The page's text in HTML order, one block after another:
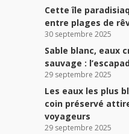
Cette île
entre plages de
30 septembre 2025
Sable blanc, eaux
sauvage :
29 septembre 2025
Les eaux les plus
coin préservé
voyageurs
29 septembre 2025